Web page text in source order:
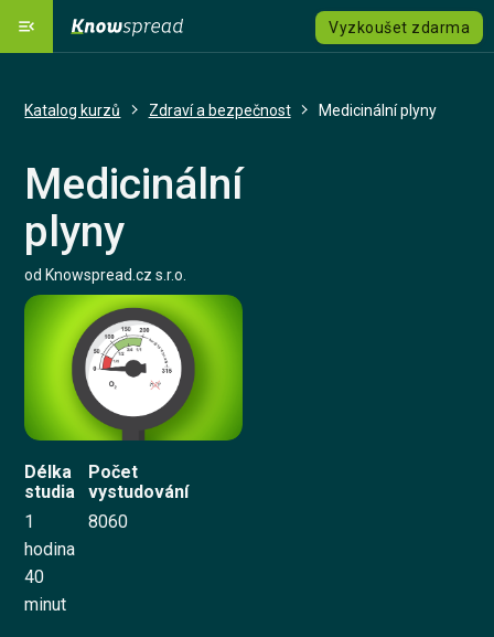
menu_open Vyzkoušet zdarma
local_grocery_store Katalog kurzů
savings Ceník
language Jazyk
Registrovat se
Kontaktujte nás
Katalog kurzů Zdraví a bezpečnost Medicinální plyny
Medicinální
plyny
od Knowspread.cz s.r.o.
Délka
studia
1
hodina
40
minut
Počet
vystudování
8060